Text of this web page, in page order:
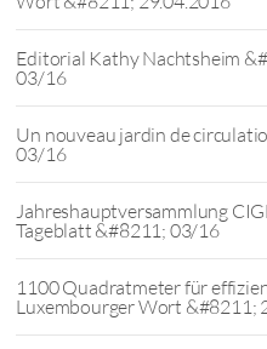
Editorial Kathy Nachtsheim
03/16
Un nouveau jardin de
03/16
Jahreshauptversammlung
Tageblatt &#8211; 03/16
1100 Quadratmeter für
Luxembourger Wort &#8211;